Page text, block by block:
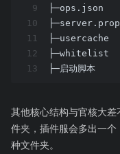
9
10
11
12
13
├─启动脚本
其他核心结构与官核大
件夹，插件服会多出一
种文件夹。